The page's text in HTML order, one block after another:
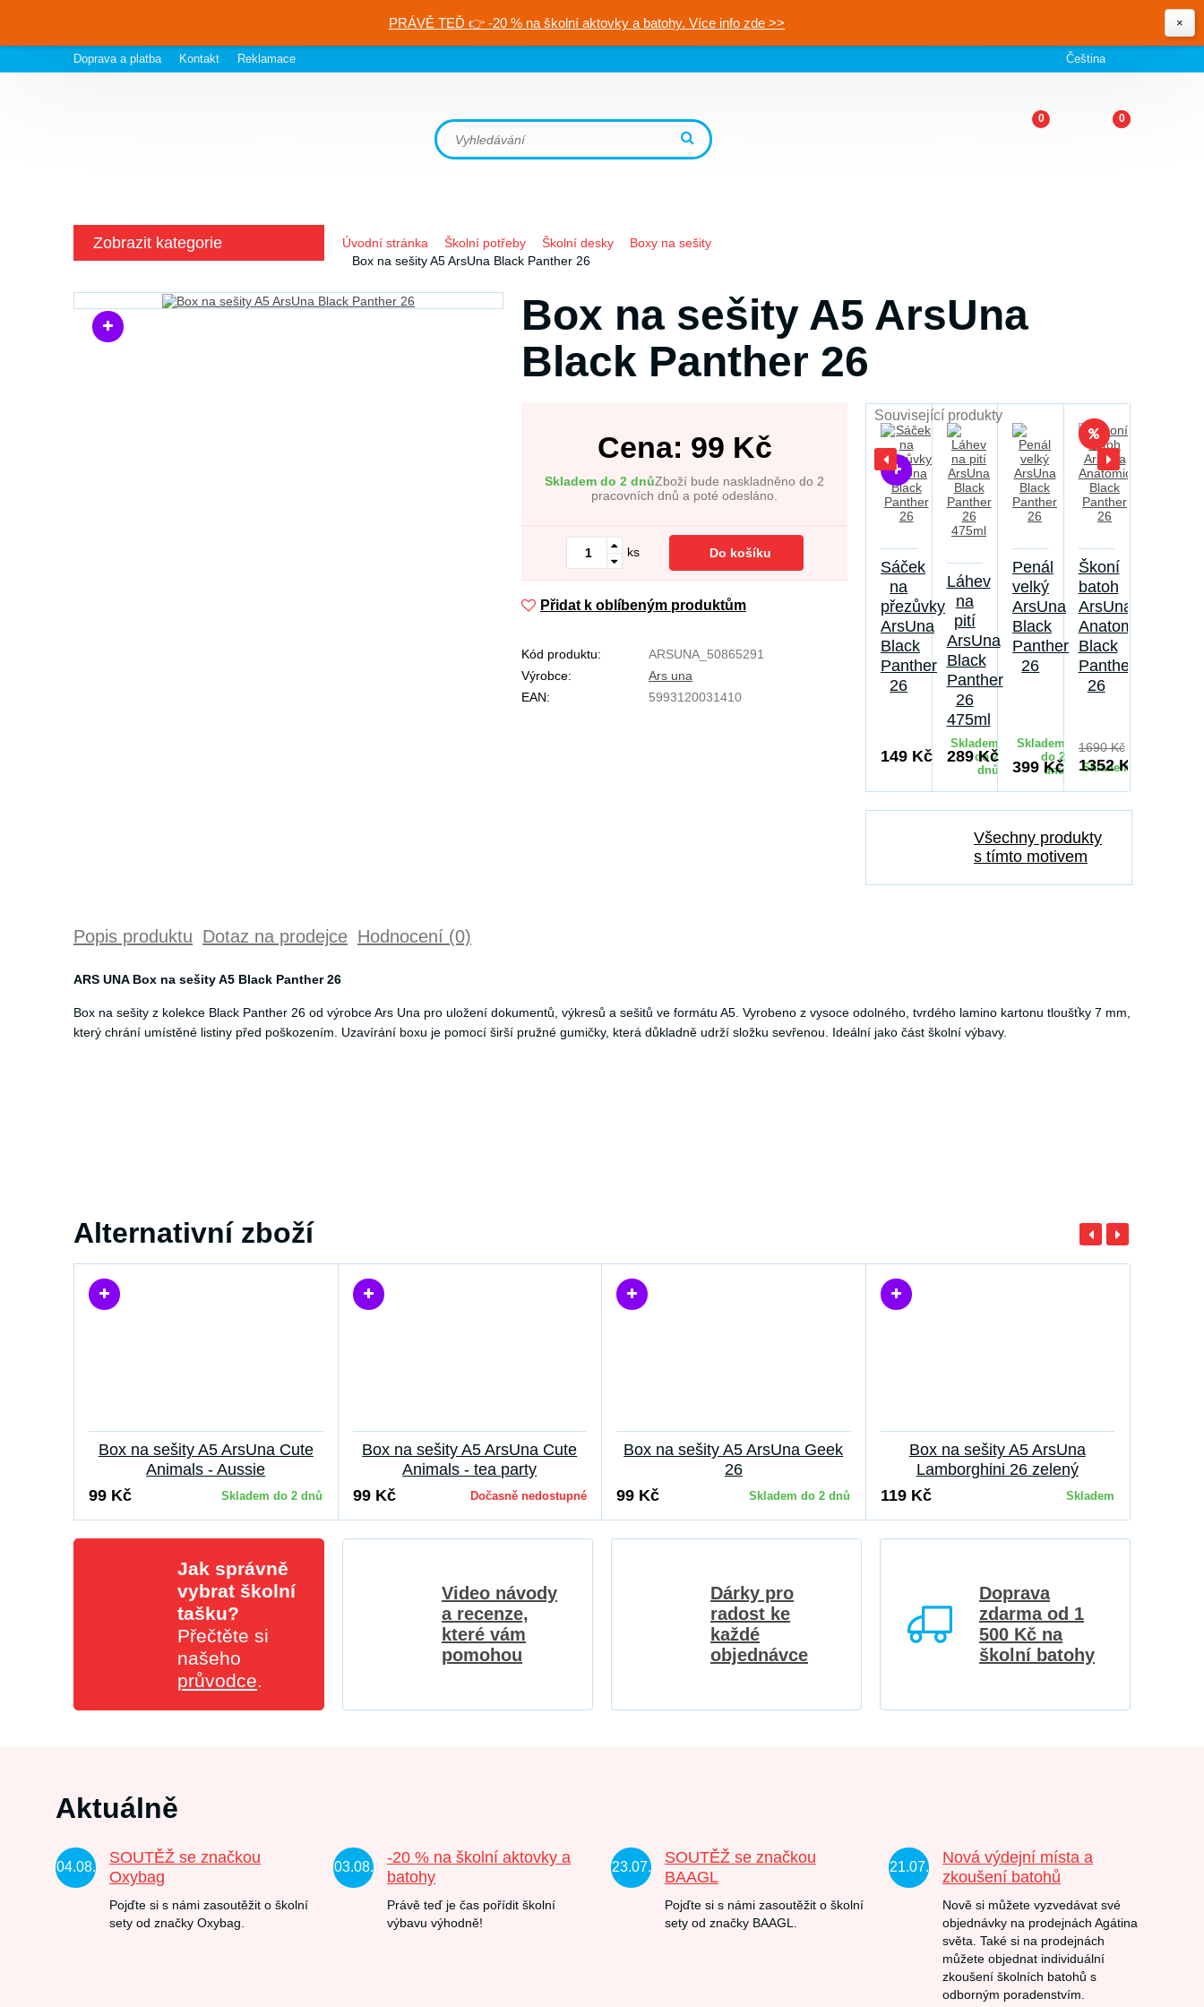
PRÁVĚ TEĎ 👉 -20 % na školní aktovky a batohy. Více info zde >> ×
Doprava a platba Kontakt Reklamace Čeština
0 0
Zobrazit kategorie Úvodní stránka Školní potřeby Školní desky
Boxy na sešity
Box na sešity A5 ArsUna Black Panther 26
Box na sešity A5 ArsUna
Black Panther 26
Cena: 99 Kč
Skladem do 2 dnůZboží bude naskladněno do 2
pracovních dnů a poté odesláno.
ks Do košíku
Přidat k oblíbeným produktům
Kód produktu:
ARSUNA_50865291
Výrobce:
Ars una
EAN:
5993120031410
Související produkty
Sáček
na
přezůvky
ArsUna
Black
Panther
26
149 Kč
Skladem
do 2
dnů
Láhev
na
pití
ArsUna
Black
Panther
26
475ml
289 Kč
Skladem
do 2
dnů
Penál
velký
ArsUna
Black
Panther
26
399 Kč Skladem
Škoní
batoh
ArsUna
Anatomic
Black
Panther
26
1690 Kč
1352 Kč
Všechny produkty
s tímto motivem
Popis produktu Dotaz na prodejce Hodnocení (0)
ARS UNA Box na sešity A5 Black Panther 26
Box na sešity z kolekce Black Panther 26 od výrobce Ars Una pro uložení dokumentů, výkresů a sešitů ve formátu A5. Vyrobeno z vysoce odolného, tvrdého lamino kartonu tloušťky 7 mm,
který chrání umístěné listiny před poškozením. Uzavírání boxu je pomocí širší pružné gumičky, která důkladně udrží složku sevřenou. Ideální jako část školní výbavy.
Alternativní zboží
Box na sešity A5 ArsUna Cute
Animals - Aussie
99 Kč
Skladem do 2 dnů
Box na sešity A5 ArsUna Cute
Animals - tea party
99 Kč
Dočasně nedostupné
Box na sešity A5 ArsUna Geek
26
99 Kč
Skladem do 2 dnů
Box na sešity A5 ArsUna
Lamborghini 26 zelený
119 Kč
Skladem
Jak správně
vybrat školní
tašku?
Přečtěte si
našeho
průvodce.
Video návody
a recenze,
které vám
pomohou
Dárky pro
radost ke
každé
objednávce
Doprava
zdarma od 1
500 Kč na
školní batohy
Aktuálně
04.08.
SOUTĚŽ se značkou
Oxybag
Pojďte si s námi zasoutěžit o školní
sety od značky Oxybag.
03.08.
-20 % na školní aktovky a
batohy
Právě teď je čas pořídit školní
výbavu výhodně!
23.07.
SOUTĚŽ se značkou
BAAGL
Pojďte si s námi zasoutěžit o školní
sety od značky BAAGL.
21.07.
Nová výdejní místa a
zkoušení batohů
Nově si můžete vyzvedávat své
objednávky na prodejnách Agátina
světa. Také si na prodejnách
můžete objednat individuální
zkoušení školních batohů s
odborným poradenstvím.